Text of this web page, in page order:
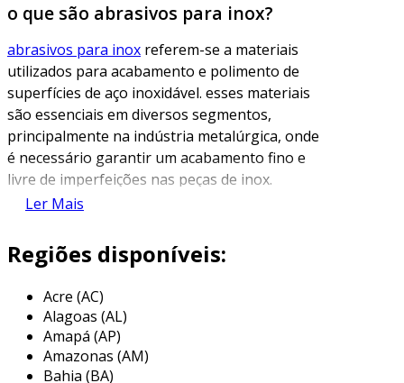
o que são abrasivos para inox?
abrasivos para inox referem-se a materiais
utilizados para acabamento e polimento de
superfícies de aço inoxidável. esses materiais
são essenciais em diversos segmentos,
principalmente na indústria metalúrgica, onde
é necessário garantir um acabamento fino e
livre de imperfeições nas peças de inox.
o inox, por sua vez, é um material altamente
superfície pode apresentar arranhões e outras
ou manuseio. os abrasivos são utilizados para
corrigir essas falhas, além de melhorar a
estética das peças, proporcionando um
acabamento mais brilhante e liso.
Ler Mais
Regiões disponíveis:
Acre (AC)
Alagoas (AL)
Amapá (AP)
Amazonas (AM)
Bahia (BA)